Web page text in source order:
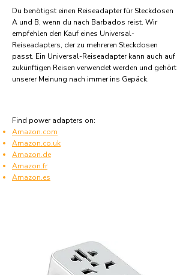
Du benötigst einen Reiseadapter für Steckdosen
A und B, wenn du nach Barbados reist. Wir
empfehlen den Kauf eines Universal-
Reiseadapters, der zu mehreren Steckdosen
passt. Ein Universal-Reiseadapter kann auch auf
zukünftigen Reisen verwendet werden und gehört
unserer Meinung nach immer ins Gepäck.
Find power adapters on:
Amazon.com
Amazon.co.uk
Amazon.de
Amazon.fr
Amazon.es